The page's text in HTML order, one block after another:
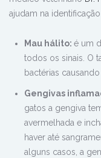
ajudam na
Mau hálito: é um
todos os sinais. O
bactérias
Gengivas
gatos a gengiva
avermelhada e
haver até
alguns casos, a